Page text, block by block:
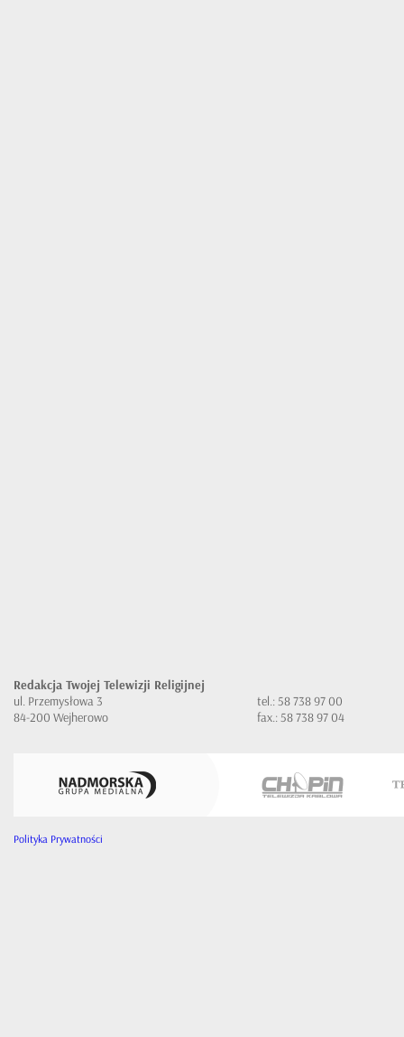
Redakcja Twojej Telewizji Religijnej
ul. Przemysłowa 3
84-200 Wejherowo
tel.: 58 738 97 00
fax.: 58 738 97 04
Polityka Prywatności